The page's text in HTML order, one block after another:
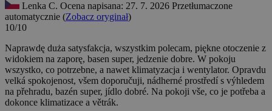
Lenka C. Ocena napisana: 27. 7. 2026 Przetłumaczone
automatycznie (Zobacz oryginał)
10/10
Naprawdę duża satysfakcja, wszystkim polecam, piękne otoczenie z
widokiem na zaporę, basen super, jedzenie dobre. W pokoju
wszystko, co potrzebne, a nawet klimatyzacja i wentylator. Opravdu
velká spokojenost, všem doporučuji, nádherné prostředí s výhledem
na přehradu, bazén super, jídlo dobré. Na pokoji vše, co je potřeba a
dokonce klimatizace a větrák.